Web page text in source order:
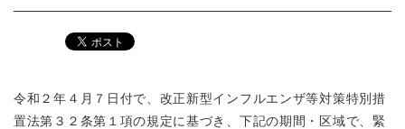
令和２年４月７日付で、改正新型インフルエンザ等対策特別措
置法第３２条第１項の規定に基づき、下記の期間・区域で、緊